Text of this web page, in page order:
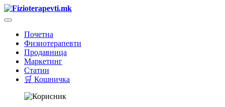
Почетна
Физиотерапевти
Продавница
Маркетинг
Статии
🛒 Кошничка